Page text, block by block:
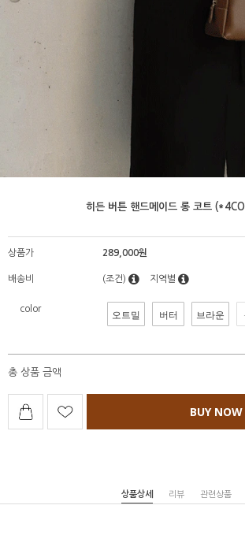
히든 버튼 핸드메이드 롱 코트
상품가 289,000원
배송비 (조건) 지역별
color 오트밀 버터 브라운
총 상품 금액
BUY NOW
상품상세 리뷰 관련상품